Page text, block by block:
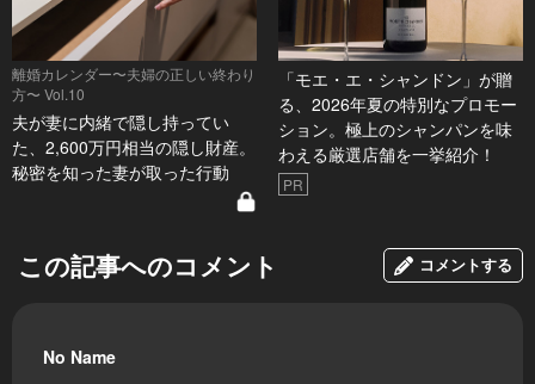
離婚カレンダー〜夫婦の正しい終わり
方〜 Vol.10
夫が妻に内緒で隠し持ってい
た、2,600万円相当の隠し財産。
秘密を知った妻が取った行動
「モエ・エ・シャンドン」が贈
る、2026年夏の特別なプロモー
ション。極上のシャンパンを味
わえる厳選店舗を一挙紹介！
PR
この記事へのコメント コメントする
No Name